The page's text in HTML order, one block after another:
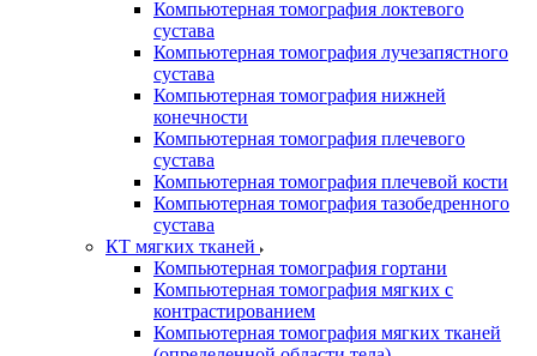
Компьютерная томография локтевого
сустава
Компьютерная томография лучезапястного
сустава
Компьютерная томография нижней
конечности
Компьютерная томография плечевого
сустава
Компьютерная томография плечевой кости
Компьютерная томография тазобедренного
сустава
КТ мягких тканей
Компьютерная томография гортани
Компьютерная томография мягких с
контрастированием
Компьютерная томография мягких тканей